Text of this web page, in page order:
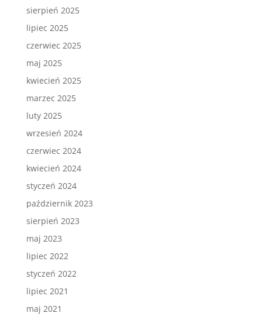
sierpień 2025
lipiec 2025
czerwiec 2025
maj 2025
kwiecień 2025
marzec 2025
luty 2025
wrzesień 2024
czerwiec 2024
kwiecień 2024
styczeń 2024
październik 2023
sierpień 2023
maj 2023
lipiec 2022
styczeń 2022
lipiec 2021
maj 2021